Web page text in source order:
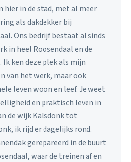
hier in de stad, met al meer
als dakdekker bij
Ons bedrijf bestaat al sinds
in heel Roosendaal en de
ken deze plek als mijn
van het werk, maar ook
leven woon en leef. Je weet
en praktisch leven in
de wijk Kalsdonk tot
ik rijd er dagelijks rond.
gerepareerd in de buurt
waar de treinen af en